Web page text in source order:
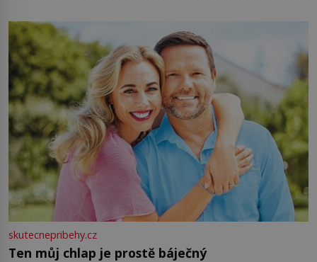
můžete obohatit své rituály a přinést do svého života
větší harmonii a klid. Je důležité
skutecnepribehy.cz
Ten můj chlap je prostě báječný